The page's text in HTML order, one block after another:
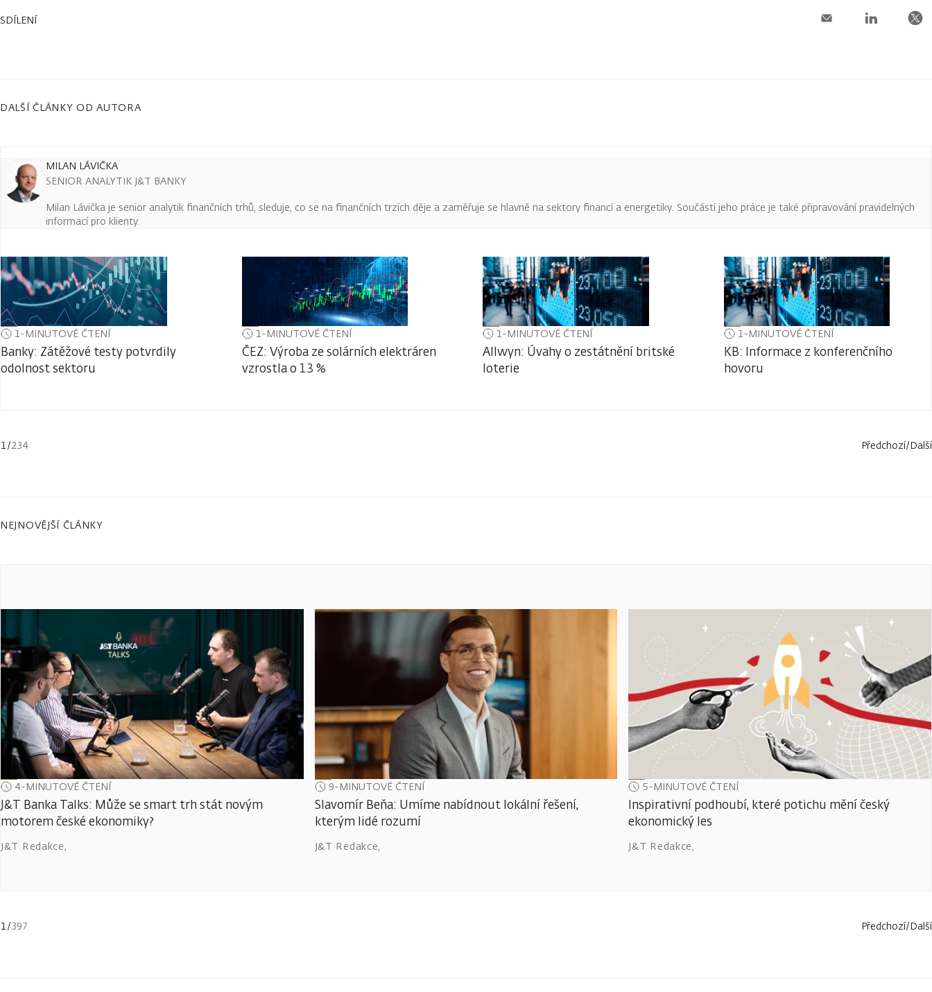
SDÍLENÍ
DALŠÍ ČLÁNKY OD AUTORA
MILAN LÁVIČKA
SENIOR ANALYTIK J&T BANKY
Milan Lávička je senior analytik finančních trhů, sleduje, co se na finančních trzích děje a zaměřuje se hlavně na sektory financí a energetiky. Součástí jeho práce je také připravování pravidelných
informací pro klienty.
1-MINUTOVÉ ČTENÍ
Banky: Zátěžové testy potvrdily
odolnost sektoru
1-MINUTOVÉ ČTENÍ
ČEZ: Výroba ze solárních elektráren
vzrostla o 13 %
1-MINUTOVÉ ČTENÍ
Allwyn: Úvahy o zestátnění britské
loterie
1-MINUTOVÉ ČTENÍ
KB: Informace z konferenčního
hovoru
1 /234 Předchozí/Další
NEJNOVĚJŠÍ ČLÁNKY
4-MINUTOVÉ ČTENÍ
J&T Banka Talks: Může se smart trh stát novým
motorem české ekonomiky?
J&T Redakce,
9-MINUTOVÉ ČTENÍ
Slavomír Beňa: Umíme nabídnout lokální řešení,
kterým lidé rozumí
J&T Redakce,
5-MINUTOVÉ ČTENÍ
Inspirativní podhoubí, které potichu mění český
ekonomický les
J&T Redakce,
1/397 Předchozí/Další